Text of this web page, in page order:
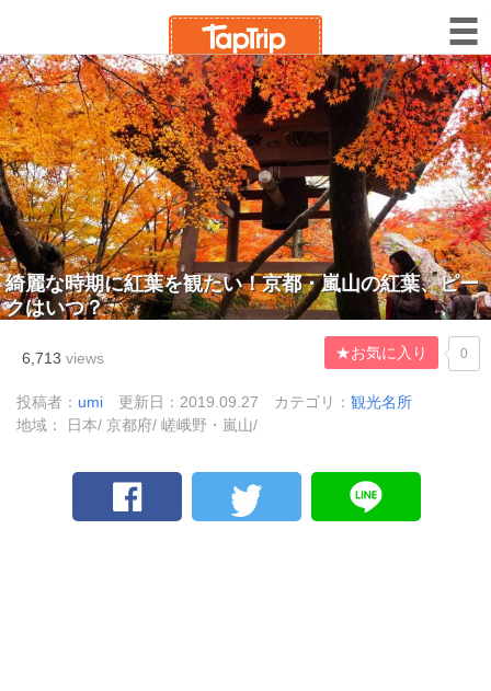
綺麗な時期に紅葉を観たい！京都・嵐山の紅葉、ピー
クはいつ？
6,713 views ★お気に入り 0
投稿者： umi 更新日：2019.09.27 カテゴリ： 観光名所
地域： 日本/ 京都府/ 嵯峨野・嵐山/